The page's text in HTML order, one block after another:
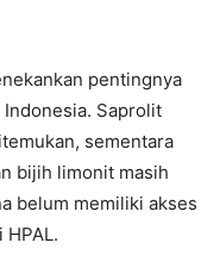
pentingnya
Saprolit
sementara
bijih limonit masih
belum memiliki akses